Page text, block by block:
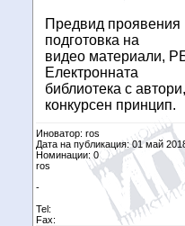
Предвид проявения
подготовка на
видео материали,
Електронната
библиотека с
конкурсен принцип.
Иноватор: ros
Дата на публикация: 01 май
Номинации: 0
ros
-
Tel:
Fax: